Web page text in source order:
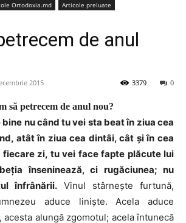
Ortodoxia.md
Articole preluate
de anul
2015 0
3379
să petrecem de anul nou?
nu când tu vei sta beat în ziua cea
atât în ziua cea dintâi, cât şi în cea
fiecare zi, tu vei face fapte plăcute lui
înseninează, ci rugăciunea; nu
înfrânării. Vinul stârneşte furtună,
aduce linişte. Acela aduce
alungă zgomotul; acela întunecă